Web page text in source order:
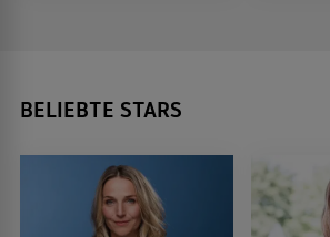
BELIEBTE STARS